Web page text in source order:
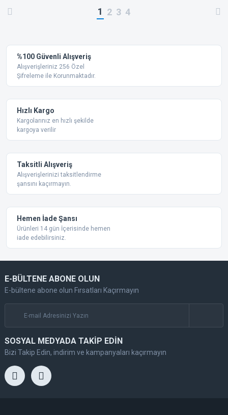
1 2 3 4
%100 Güvenli Alışveriş
Alışverişleriniz 256 Özel
Şifreleme ile Korunmaktadır.
Hızlı Kargo
Kargolarınız en hızlı şekilde
kargoya verilir
Taksitli Alışveriş
Alışverişlerinizi taksitlendirme
şansını kaçırmayın.
Hemen İade Şansı
Ürünleri 14 gün İçerisinde hemen
iade edebilirsiniz.
E-BÜLTENE ABONE OLUN
E-bültene abone olun Fırsatları Kaçırmayın
SOSYAL MEDYADA TAKİP EDİN
Bizi Takip Edin, indirim ve kampanyaları kaçırmayın